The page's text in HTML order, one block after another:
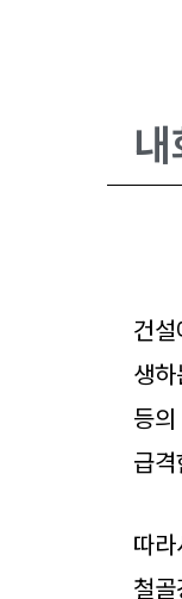
건
생
등
급
따
철